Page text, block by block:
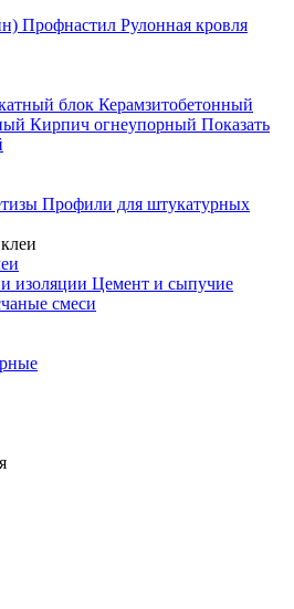
Профнастил Рулонная кровля
блок Керамзитобетонный
Кирпич огнеупорный Показать
Профили для штукатурных
изоляции Цемент и сыпучие
смеси